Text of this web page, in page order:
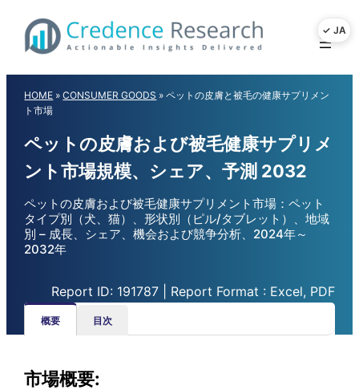
content
HOME »CONSUMER GOODS »ペットの皮膚と被毛の健康サプリメン
ト市場
ペットの皮膚および被毛健康サプリメ
ント市場規模、シェア、予測 2032
ペットの皮膚および被毛健康サプリメント市場：ペット
タイプ別（犬、猫）、形状別（ピル/タブレット）、地域
別 – 成長、シェア、機会および競争分析、2024年～
2032年
Report ID: 191787 | Report Format : Excel, PDF
概要 目次
市場概要: